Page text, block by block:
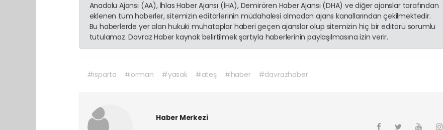
Anadolu Ajansı (AA), İhlas Haber Ajansı (İHA), Demirören Haber Ajansı (DHA) ve diğer ajanslar tarafından
eklenen tüm haberler, sitemizin editörlerinin müdahalesi olmadan ajans kanallarından çekilmektedir.
Bu haberlerde yer alan hukuki muhataplar haberi geçen ajanslar olup sitemizin hiç bir editörü sorumlu
tutulamaz. Davraz Haber kaynak belirtilmek şartıyla haberlerinin paylaşılmasına izin verir.
#ısparta #orman #yasak #ateş #haber #davrazhaber
Haber Merkezi